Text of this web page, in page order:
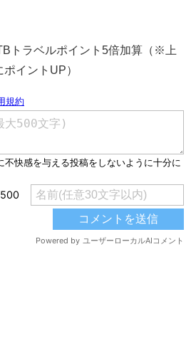
トラベルポイント5倍加算（※上
イントUP）